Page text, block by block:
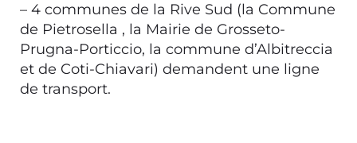
– 4 communes de la Rive Sud (la Commune
de Pietrosella , la Mairie de Grosseto-
Prugna-Porticcio, la commune d’Albitreccia
et de Coti-Chiavari) demandent une ligne
de transport.